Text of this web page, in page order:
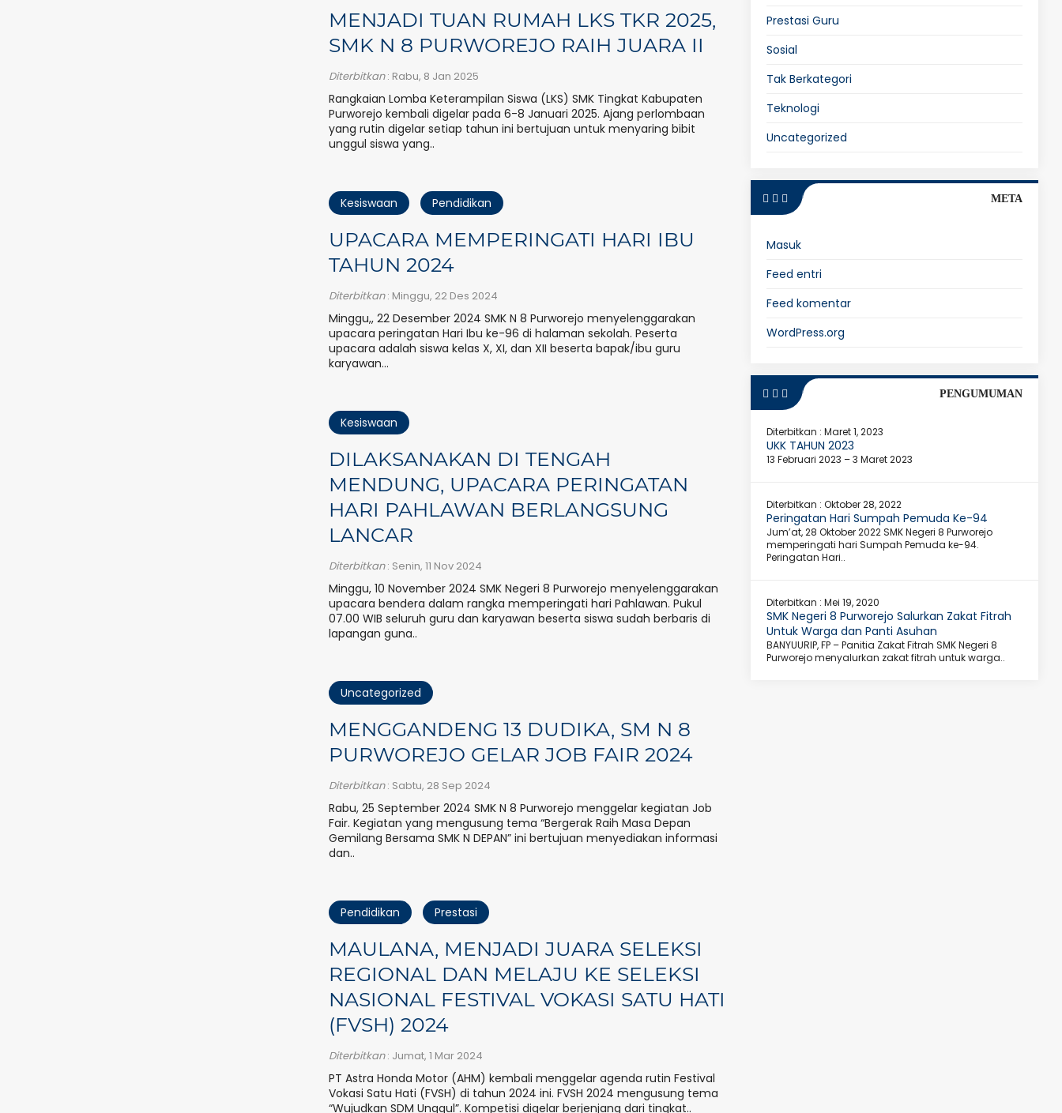
MENJADI TUAN RUMAH LKS TKR 2025,
SMK N 8 PURWOREJO RAIH JUARA II
Diterbitkan: Rabu, 8 Jan 2025
Rangkaian Lomba Keterampilan Siswa (LKS) SMK Tingkat Kabupaten
Purworejo kembali digelar pada 6-8 Januari 2025. Ajang perlombaan
yang rutin digelar setiap tahun ini bertujuan untuk menyaring bibit
unggul siswa yang..
Kesiswaan Pendidikan
UPACARA MEMPERINGATI HARI IBU
TAHUN 2024
Diterbitkan: Minggu, 22 Des 2024
Minggu,, 22 Desember 2024 SMK N 8 Purworejo menyelenggarakan
upacara peringatan Hari Ibu ke-96 di halaman sekolah. Peserta
upacara adalah siswa kelas X, XI, dan XII beserta bapak/ibu guru
karyawan...
Kesiswaan
DILAKSANAKAN DI TENGAH
MENDUNG, UPACARA PERINGATAN
HARI PAHLAWAN BERLANGSUNG
LANCAR
Diterbitkan: Senin, 11 Nov 2024
Minggu, 10 November 2024 SMK Negeri 8 Purworejo menyelenggarakan
upacara bendera dalam rangka memperingati hari Pahlawan. Pukul
07.00 WIB seluruh guru dan karyawan beserta siswa sudah berbaris di
lapangan guna..
Uncategorized
MENGGANDENG 13 DUDIKA, SM N 8
PURWOREJO GELAR JOB FAIR 2024
Diterbitkan: Sabtu, 28 Sep 2024
Rabu, 25 September 2024 SMK N 8 Purworejo menggelar kegiatan Job
Fair. Kegiatan yang mengusung tema “Bergerak Raih Masa Depan
Gemilang Bersama SMK N DEPAN” ini bertujuan menyediakan informasi
dan..
Pendidikan Prestasi
MAULANA, MENJADI JUARA SELEKSI
REGIONAL DAN MELAJU KE SELEKSI
NASIONAL FESTIVAL VOKASI SATU HATI
(FVSH) 2024
Diterbitkan: Jumat, 1 Mar 2024
PT Astra Honda Motor (AHM) kembali menggelar agenda rutin Festival
Vokasi Satu Hati (FVSH) di tahun 2024 ini. FVSH 2024 mengusung tema
“Wujudkan SDM Unggul”. Kompetisi digelar berjenjang dari tingkat..
Prestasi Guru
Sosial
Tak Berkategori
Teknologi
Uncategorized
META
Masuk
Feed entri
Feed komentar
WordPress.org
PENGUMUMAN
Diterbitkan : Maret 1, 2023
UKK TAHUN 2023
13 Februari 2023 – 3 Maret 2023
Diterbitkan : Oktober 28, 2022
Peringatan Hari Sumpah Pemuda Ke-94
Jum’at, 28 Oktober 2022 SMK Negeri 8 Purworejo
memperingati hari Sumpah Pemuda ke-94.
Peringatan Hari..
Diterbitkan : Mei 19, 2020
SMK Negeri 8 Purworejo Salurkan Zakat Fitrah
Untuk Warga dan Panti Asuhan
BANYUURIP, FP – Panitia Zakat Fitrah SMK Negeri 8
Purworejo menyalurkan zakat fitrah untuk warga..